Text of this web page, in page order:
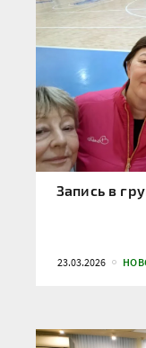
Запись в
23.03.2026